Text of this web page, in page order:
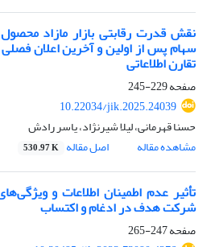
نقش قدرت رقابتی بازار مازاد
سهام پس از اولین و آخرین اعلان
تقارن اطلاعاتی
صفحه229-245
10.22034/jik.2025.24039
حسنا قهرمانی، لیلا شیرنژاد، یاسر رادش
مشاهده مقاله
اصل مقاله 530.97 K
تأثیر عدم اطمینان اطلاعات و
شرکت هدف در ادغام و اکتساب
صفحه247-265